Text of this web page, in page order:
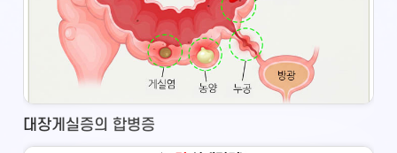
대장게실증의 합병증